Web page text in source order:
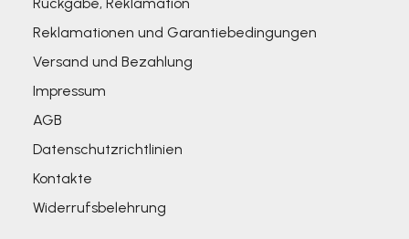
Reklamationen und Garantiebedingungen
Versand und Bezahlung
Impressum
AGB
Datenschutzrichtlinien
Kontakte
Widerrufsbelehrung